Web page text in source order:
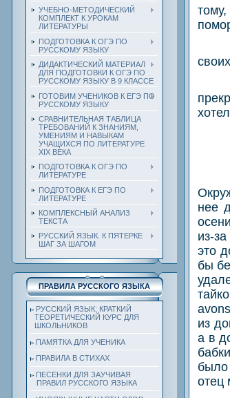
УЧЕБНО-МЕТОДИЧЕСКИЙ
КОМПЛЕКТ К УРОКАМ
ЛИТЕРАТУРЫ
ПОДГОТОВКА К ОГЭ ПО
РУССКОМУ ЯЗЫКУ
ДИДАКТИЧЕСКИЙ МАТЕРИАЛ
ДЛЯ ПОДГОТОВКИ К ОГЭ ПО
РУССКОМУ ЯЗЫКУ В 9 КЛАССЕ
ГОТОВИМ УЧЕНИКОВ К ЕГЭ ПО
РУССКОМУ ЯЗЫКУ
СРАВНИТЕЛЬНАЯ ТАБЛИЦА
ТРЕБОВАНИЙ К ЗНАНИЯМ,
УМЕНИЯМ И НАВЫКАМ
УЧАЩИХСЯ ПО ЛИТЕРАТУРЕ
ХIХ ВЕКА
ПОДГОТОВКА К ОГЭ ПО
ЛИТЕРАТУРЕ
ПОДГОТОВКА К ЕГЭ ПО
ЛИТЕРАТУРЕ
КОМПЛЕКСНЫЙ АНАЛИЗ
ТЕКСТА
РУССКИЙ ЯЗЫК. К ПЯТЕРКЕ
ШАГ ЗА ШАГОМ
ПРАВИЛА РУССКОГО ЯЗЫКА
РУССКИЙ ЯЗЫК: КРАТКИЙ
ТЕОРЕТИЧЕСКИЙ КУРС ДЛЯ
ШКОЛЬНИКОВ
ПАМЯТКА ДЛЯ УЧЕНИКА
ПРАВИЛА В СТИХАХ
ПЕСЕНКИ ДЛЯ ЗАУЧИВАЯ
ПРАВИЛ РУССКОГО ЯЗЫКА
нее
из-
это
бы
из
а в
было
отец